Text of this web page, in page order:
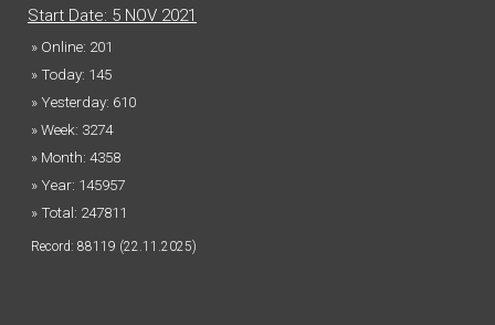
Start Date: 5 NOV 2021
» Online: 201
» Today: 145
» Yesterday: 610
» Week: 3274
» Month: 4358
» Year: 145957
» Total: 247811
Record: 88119 (22.11.2025)